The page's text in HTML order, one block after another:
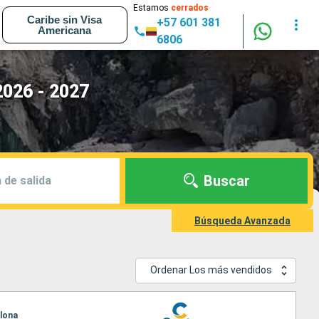
Caribe sin Visa
Americana
Estamos cerrados
+57 601 381
6806
- 2027
de salida Buscar
Búsqueda Avanzada
Ordenar Los más vendidos